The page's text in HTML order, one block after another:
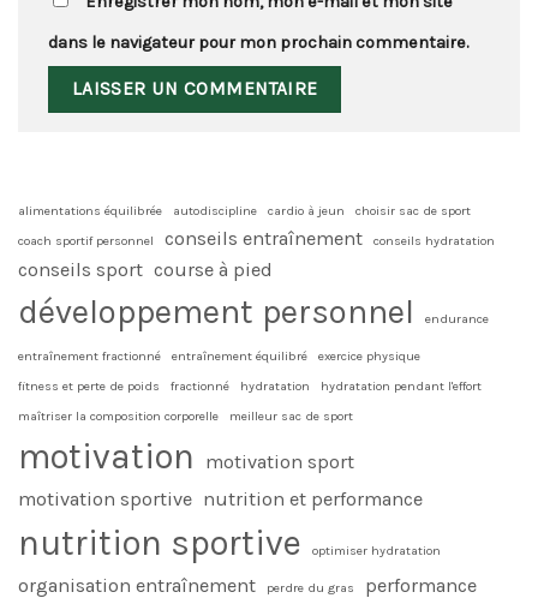
dans le navigateur pour mon prochain commentaire.
alimentations équilibrée autodiscipline cardio à jeun
choisir sac de sport
coach sportif personnel
conseils entraînement conseils hydratation
conseils sport course à pied
développement personnel endurance
entraînement fractionné entraînement équilibré
exercice physique
fitness et perte de poids
fractionné hydratation
hydratation pendant l'effort
maîtriser la composition corporelle
meilleur sac de sport
motivation
motivation sport
motivation sportive nutrition et performance
nutrition sportive optimiser hydratation
organisation entraînement perdre du gras
performance